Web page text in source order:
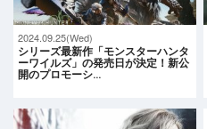
2024.09.25(Wed)
シリーズ最新作「モンスターハンタ
ーワイルズ」の発売日が決定！新公
開のプロモーシ…